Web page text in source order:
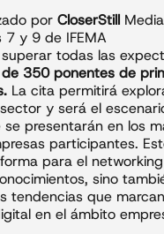
por CloserStill
7 y 9 de IFEMA
todas las
350 ponentes de
La cita permitirá
y será el
presentarán en los
participantes.
para el
sino
tendencias que
en el ámbito